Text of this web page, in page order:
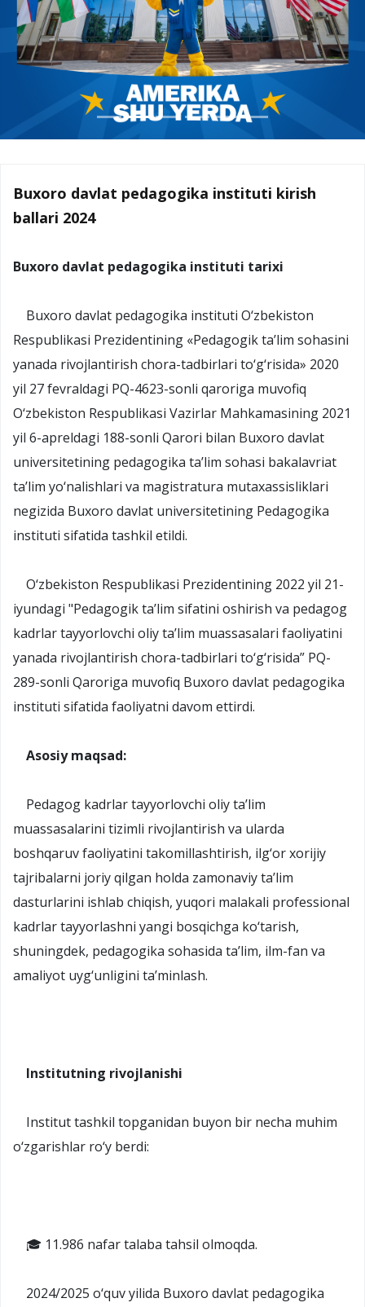
Buxoro davlat pedagogika instituti kirish
ballari 2024
Buxoro davlat pedagogika instituti tarixi
Buxoro davlat pedagogika instituti O‘zbekiston
Respublikasi Prezidentining «Pedagogik ta’lim sohasini
yanada rivojlantirish chora-tadbirlari to‘g‘risida» 2020
yil 27 fevraldagi PQ-4623-sonli qaroriga muvofiq
O‘zbekiston Respublikasi Vazirlar Mahkamasining 2021
yil 6-apreldagi 188-sonli Qarori bilan Buxoro davlat
universitetining pedagogika ta’lim sohasi bakalavriat
ta’lim yo‘nalishlari va magistratura mutaxassisliklari
negizida Buxoro davlat universitetining Pedagogika
instituti sifatida tashkil etildi.
O‘zbekiston Respublikasi Prezidentining 2022 yil 21-
iyundagi "Pedagogik ta’lim sifatini oshirish va pedagog
kadrlar tayyorlovchi oliy ta’lim muassasalari faoliyatini
yanada rivojlantirish chora-tadbirlari to‘g‘risida” PQ-
289-sonli Qaroriga muvofiq Buxoro davlat pedagogika
instituti sifatida faoliyatni davom ettirdi.
Asosiy maqsad:
Pedagog kadrlar tayyorlovchi oliy ta’lim
muassasalarini tizimli rivojlantirish va ularda
boshqaruv faoliyatini takomillashtirish, ilg‘or xorijiy
tajribalarni joriy qilgan holda zamonaviy ta’lim
dasturlarini ishlab chiqish, yuqori malakali professional
kadrlar tayyorlashni yangi bosqichga ko‘tarish,
shuningdek, pedagogika sohasida ta’lim, ilm-fan va
amaliyot uyg‘unligini ta’minlash.
Institutning rivojlanishi
Institut tashkil topganidan buyon bir necha muhim
o‘zgarishlar ro‘y berdi:
🎓 11.986 nafar talaba tahsil olmoqda.
2024/2025 o‘quv yilida Buxoro davlat pedagogika